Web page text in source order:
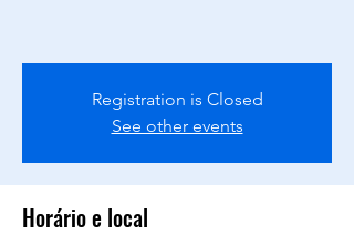
Registration is Closed
See other events
Horário e local